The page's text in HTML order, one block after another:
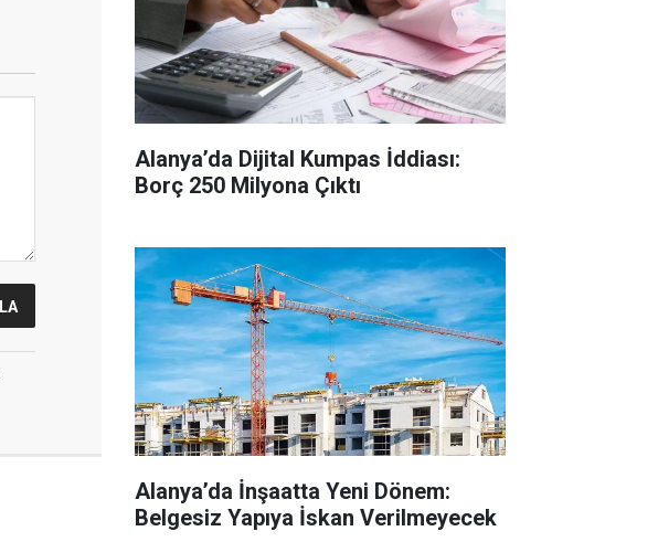
Alanya’da Dijital Kumpas İddiası:
Borç 250 Milyona Çıktı
Alanya’da İnşaatta Yeni Dönem:
Belgesiz Yapıya İskan Verilmeyecek